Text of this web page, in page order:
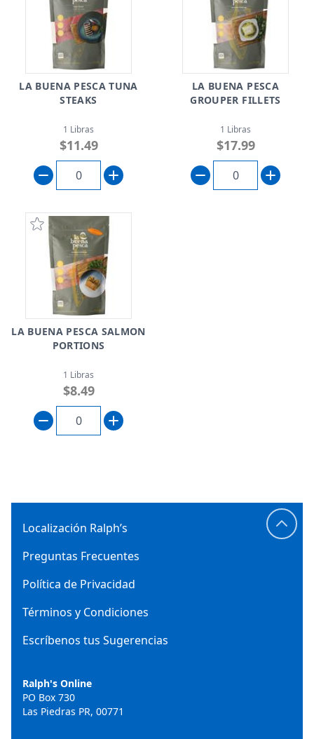
LA BUENA PESCA TUNA
STEAKS
1 Libras
$11.49
LA BUENA PESCA
GROUPER FILLETS
1 Libras
$17.99
LA BUENA PESCA SALMON
PORTIONS
1 Libras
$8.49
Localización Ralph’s
Preguntas Frecuentes
Política de Privacidad
Términos y Condiciones
Escríbenos tus Sugerencias
Ralph's Online
PO Box 730
Las Piedras PR, 00771